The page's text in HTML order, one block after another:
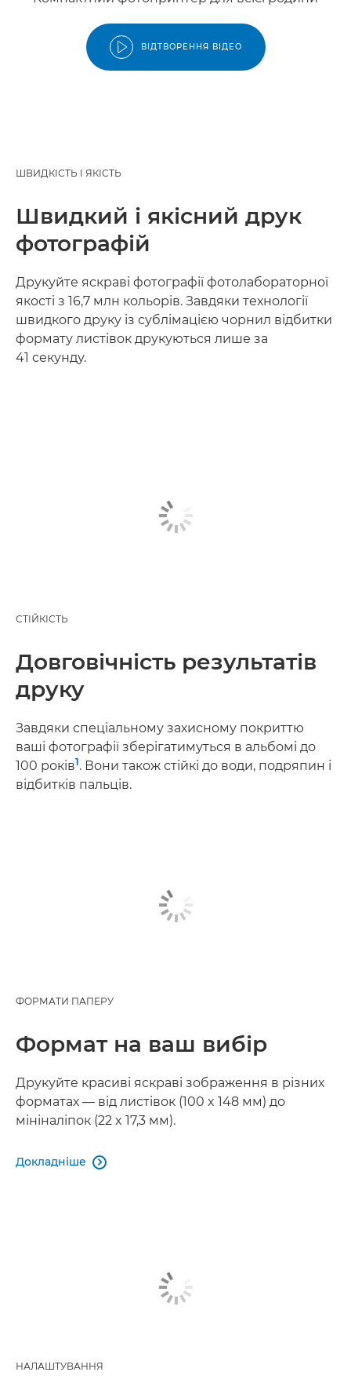
ВІДТВОРЕННЯ ВІДЕО
ШВИДКІСТЬ І ЯКІСТЬ
Швидкий і якісний друк
фотографій
Друкуйте яскраві фотографії фотолабораторної
якості з 16,7 млн кольорів. Завдяки технології
швидкого друку із сублімацією чорнил відбитки
формату листівок друкуються лише за
41 секунду.
СТІЙКІСТЬ
Довговічність результатів
друку
Завдяки спеціальному захисному покриттю
ваші фотографії зберігатимуться в альбомі до
100 років1. Вони також стійкі до води, подряпин і
відбитків пальців.
ФОРМАТИ ПАПЕРУ
Формат на ваш вибір
Друкуйте красиві яскраві зображення в різних
форматах — від листівок (100 x 148 мм) до
мініналіпок (22 x 17,3 мм).
Докладніше 
НАЛАШТУВАННЯ